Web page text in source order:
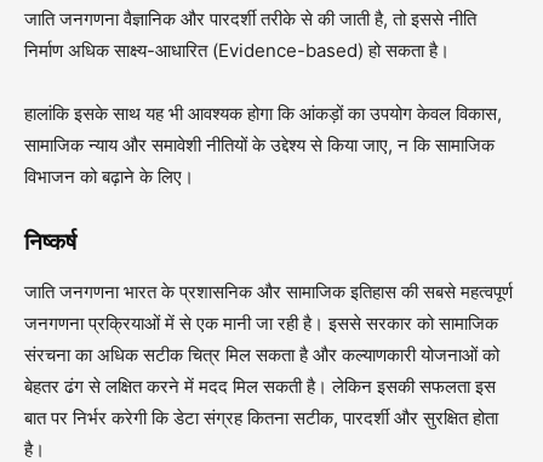
जाति जनगणना वैज्ञानिक और पारदर्शी तरीके से की जाती है, तो इससे नीति
निर्माण अधिक साक्ष्य-आधारित (Evidence-based) हो सकता है।
हालांकि इसके साथ यह भी आवश्यक होगा कि आंकड़ों का उपयोग केवल विकास,
सामाजिक न्याय और समावेशी नीतियों के उद्देश्य से किया जाए, न कि सामाजिक
विभाजन को बढ़ाने के लिए।
निष्कर्ष
जाति जनगणना भारत के प्रशासनिक और सामाजिक इतिहास की सबसे महत्वपूर्ण
जनगणना प्रक्रियाओं में से एक मानी जा रही है। इससे सरकार को सामाजिक
संरचना का अधिक सटीक चित्र मिल सकता है और कल्याणकारी योजनाओं को
बेहतर ढंग से लक्षित करने में मदद मिल सकती है। लेकिन इसकी सफलता इस
बात पर निर्भर करेगी कि डेटा संग्रह कितना सटीक, पारदर्शी और सुरक्षित होता
है।